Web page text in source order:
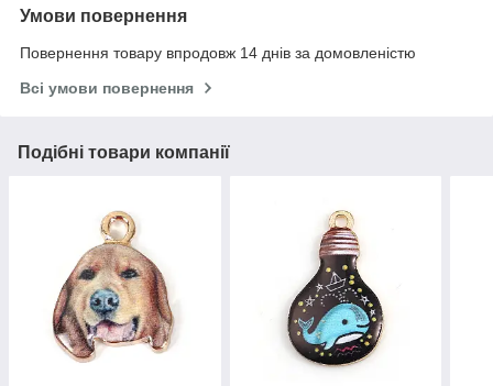
Умови повернення
Повернення товару впродовж 14 днів за домовленістю
Всі умови повернення
Подібні товари компанії